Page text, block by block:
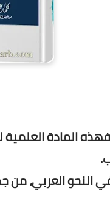
المادة
العربي، من